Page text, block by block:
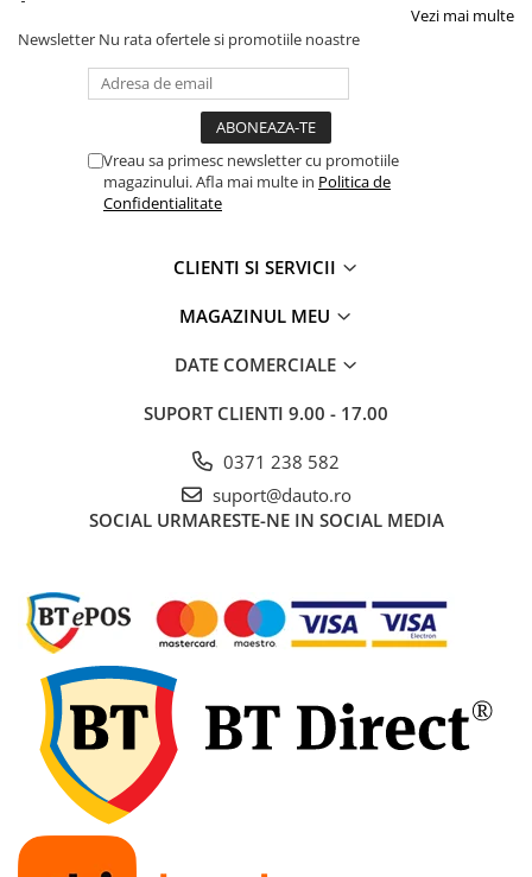
Lampi Stop, Semnalizare & Triple
Lampi Fata cu Bec & Semnalizare
Lampi Fata LED & Semnalizare
Lampi Spate cu Bec & Triple
Seturi Lampi Spate Triple
Proiectoare de lucru si marsarier
Proiectoare suplimentare, Camion,
Proiectoare Full LED
Proiectoare Halogen plus LED
Dispozitive Avertizare
Accesorii Goarne Pneumatice
Avertizare sonora
Claxoane Auto si Semnale Electrice
de Avertizare
Goarne si trompete cu aer
Benzi si placi reflectorizante
Girofaruri auto si camion
Goarne / Trompete Pneumatice
Kituri Instalare Goarne
Pneumatice
Vezi mai multe
Newsletter Nu rata ofertele si promotiile noastre
Vreau sa primesc newsletter cu promotiile
magazinului. Afla mai multe in Politica de
Confidentialitate
CLIENTI SI SERVICII
MAGAZINUL MEU
DATE COMERCIALE
SUPORT CLIENTI 9.00 - 17.00
0371 238 582
suport@dauto.ro
SOCIAL URMARESTE-NE IN SOCIAL MEDIA